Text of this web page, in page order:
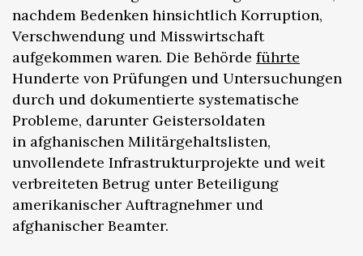
nachdem Bedenken hinsichtlich Korruption,
Verschwendung und Misswirtschaft
aufgekommen waren. Die Behörde führte
Hunderte von Prüfungen und Untersuchungen
durch und dokumentierte systematische
Probleme, darunter Geistersoldaten
in afghanischen Militärgehaltslisten,
unvollendete Infrastrukturprojekte und weit
verbreiteten Betrug unter Beteiligung
amerikanischer Auftragnehmer und
afghanischer Beamter.